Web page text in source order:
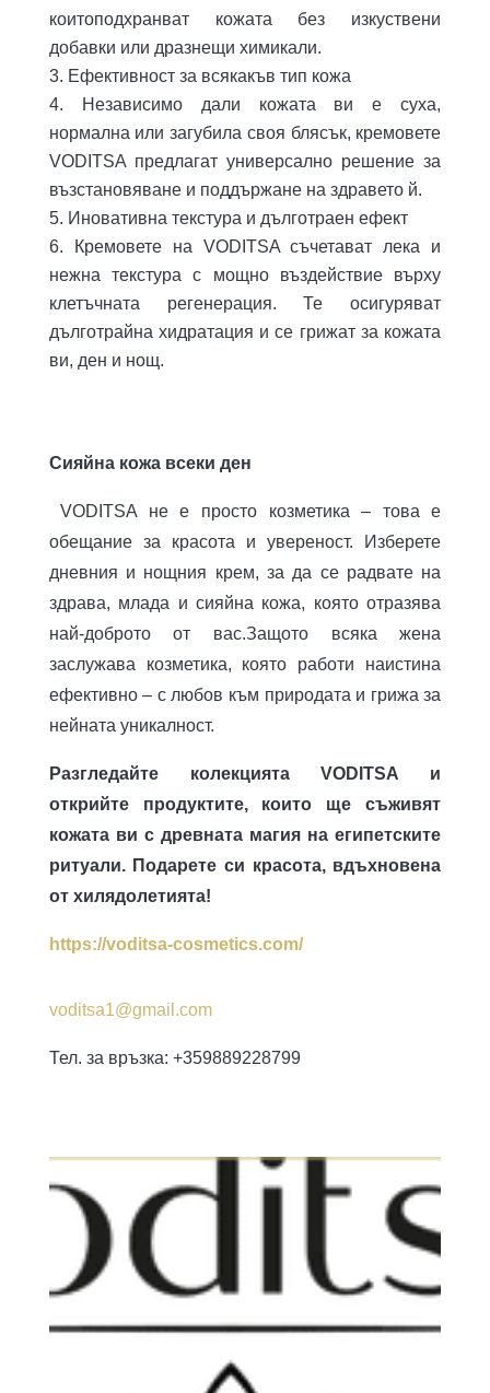
коитоподхранват кожата без изкуствени
добавки или дразнещи химикали.
Ефективност за всякакъв тип кожа
Независимо дали кожата ви е суха,
нормална или загубила своя блясък, кремовете
VODITSA предлагат универсално решение за
възстановяване и поддържане на здравето й.
Иновативна текстура и дълготраен ефект
Кремовете на VODITSA съчетават лека и
нежна текстура с мощно въздействие върху
клетъчната регенерация. Те осигуряват
дълготрайна хидратация и се грижат за кожата
ви, ден и нощ.
Сияйна кожа всеки ден
VODITSA не е просто козметика – това е
обещание за красота и увереност. Изберете
дневния и нощния крем, за да се радвате на
здрава, млада и сияйна кожа, която отразява
най-доброто от вас.Защото всяка жена
заслужава козметика, която работи наистина
ефективно – с любов към природата и грижа за
нейната уникалност.
Разгледайте колекцията VODITSA и
открийте продуктите, които ще съживят
кожата ви с древната магия на египетските
ритуали. Подарете си красота, вдъхновена
от хилядолетията!
https://voditsa-cosmetics.com/
voditsa1@gmail.com
Тел. за връзка: +359889228799